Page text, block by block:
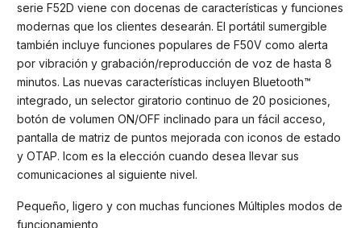
serie F52D viene con docenas de características y funciones
modernas que los clientes desearán. El portátil sumergible
también incluye funciones populares de F50V como alerta
por vibración y grabación/reproducción de voz de hasta 8
minutos. Las nuevas características incluyen Bluetooth™
integrado, un selector giratorio continuo de 20 posiciones,
botón de volumen ON/OFF inclinado para un fácil acceso,
pantalla de matriz de puntos mejorada con iconos de estado
y OTAP. Icom es la elección cuando desea llevar sus
comunicaciones al siguiente nivel.
Pequeño, ligero y con muchas funciones Múltiples modos de
funcionamiento